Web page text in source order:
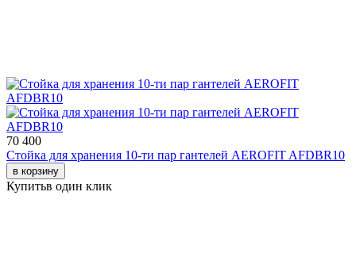
70 400
Стойка для хранения 10-ти пар гантелей AEROFIT AFDBR10
в корзину
Купитьв один клик